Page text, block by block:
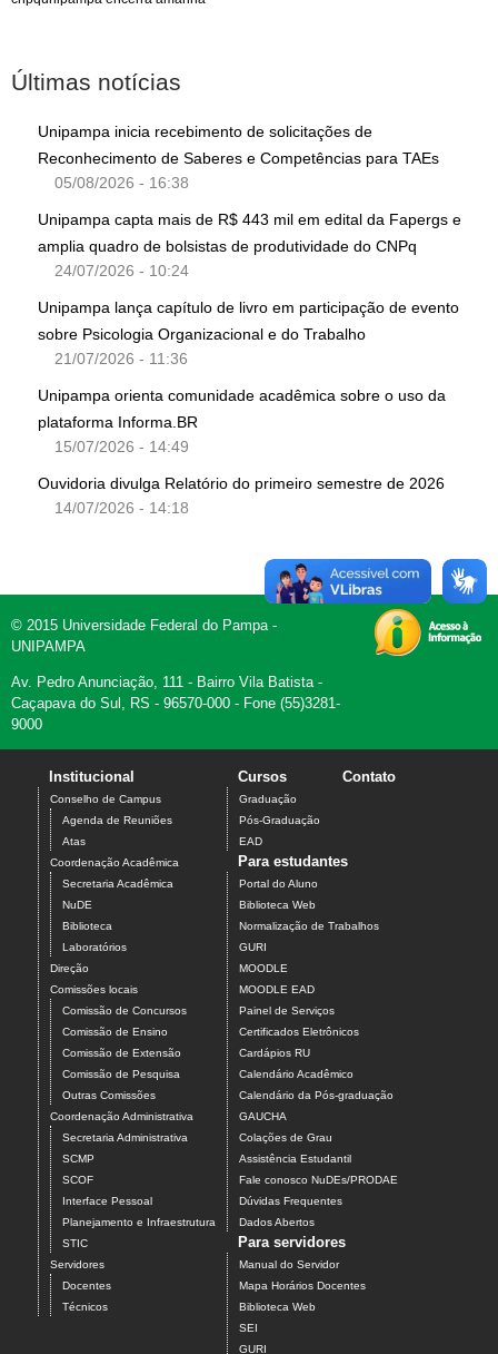
Últimas notícias
Unipampa inicia recebimento de solicitações de
Reconhecimento de Saberes e Competências para TAEs
05/08/2026 - 16:38
Unipampa capta mais de R$ 443 mil em edital da Fapergs e
amplia quadro de bolsistas de produtividade do CNPq
24/07/2026 - 10:24
Unipampa lança capítulo de livro em participação de evento
sobre Psicologia Organizacional e do Trabalho
21/07/2026 - 11:36
Unipampa orienta comunidade acadêmica sobre o uso da
plataforma Informa.BR
15/07/2026 - 14:49
Ouvidoria divulga Relatório do primeiro semestre de 2026
14/07/2026 - 14:18
© 2015 Universidade Federal do Pampa -
UNIPAMPA
Av. Pedro Anunciação, 111 - Bairro Vila Batista -
Caçapava do Sul, RS - 96570-000 - Fone (55)3281-
9000
Institucional
Conselho de Campus
Agenda de Reuniões
Atas
Coordenação Acadêmica
Secretaria Acadêmica
NuDE
Biblioteca
Laboratórios
Direção
Comissões locais
Comissão de Concursos
Comissão de Ensino
Comissão de Extensão
Comissão de Pesquisa
Outras Comissões
Coordenação Administrativa
Secretaria Administrativa
SCMP
SCOF
Interface Pessoal
Planejamento e Infraestrutura
STIC
Servidores
Docentes
Técnicos
Cursos
Graduação
Pós-Graduação
EAD
Contato
Para estudantes
Portal do Aluno
Biblioteca Web
Normalização de Trabalhos
GURI
MOODLE
MOODLE EAD
Painel de Serviços
Certificados Eletrônicos
Cardápios RU
Calendário Acadêmico
Calendário da Pós-graduação
GAUCHA
Colações de Grau
Assistência Estudantil
Fale conosco NuDEs/PRODAE
Dúvidas Frequentes
Dados Abertos
Para servidores
Manual do Servidor
Mapa Horários Docentes
Biblioteca Web
SEI
GURI